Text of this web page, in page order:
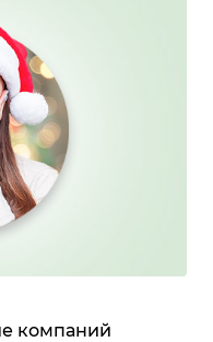
компаний